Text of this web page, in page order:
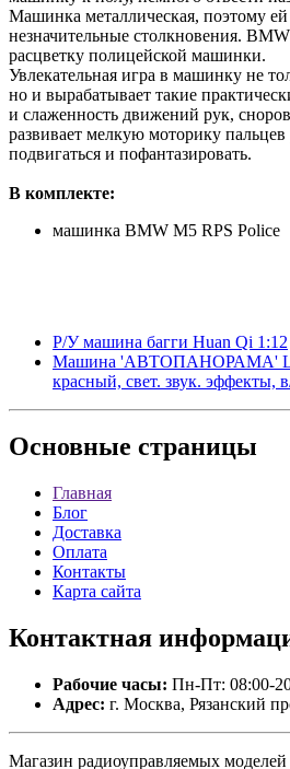
Машинка металлическая, поэтому
незначительные столкновения.
расцветку полицейской машинки.
Увлекательная игра в машинку не
но и вырабатывает такие
и слаженность движений рук,
развивает мелкую моторику пальцев
подвигаться и пофантазировать.
В комплекте:
машинка BMW M5 RPS Police
Р/У машина багги Huan Qi 1:12
Машина 'АВТОПАНОРАМА'
красный, свет. звук. эффекты,
Основные страницы
Главная
Блог
Доставка
Оплата
Контакты
Карта сайта
Контактная
Рабочие часы: Пн-Пт: 08:00-
Адрес: г. Москва, Рязанский
Магазин радиоуправляемых